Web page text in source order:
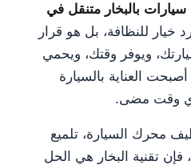
بالبخار متنقل في
خيار للنظافة، بل هو قرار
ويوفر وقتك، ويحمي
أصبحت العناية بالسيارة
أي وقت مضى.
محرك السيارة، تلميع
فإن تقنية البخار هي الحل